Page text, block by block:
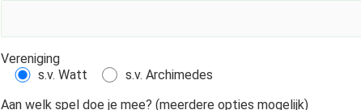
Vereniging
s.v. Watt
s.v. Archimedes
Aan welk spel doe je mee? (meerdere opties mogelijk)